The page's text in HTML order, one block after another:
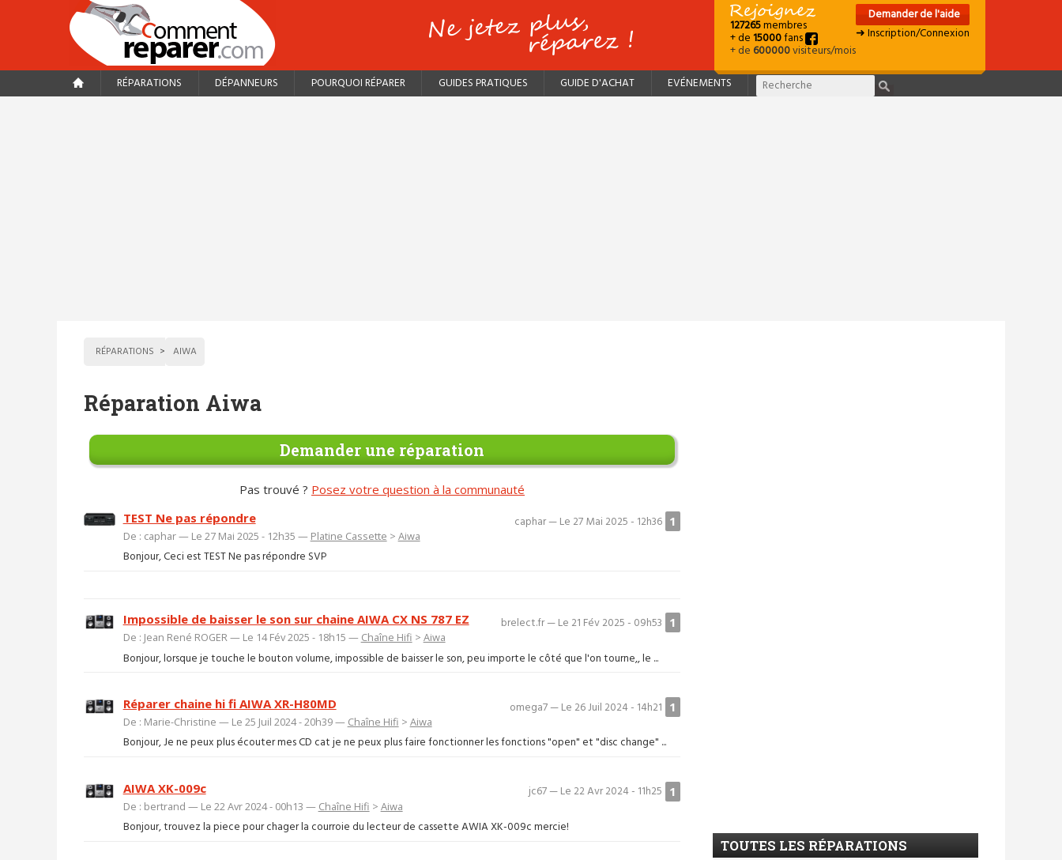
127265membres
+ de15000fans
+ de600000visiteurs/mois
Demander de l'aide
➜ Inscription/Connexion
RÉPARATIONS DÉPANNEURS POURQUOI RÉPARER GUIDES PRATIQUES GUIDE D'ACHAT EVÉNEMENTS
RÉPARATIONS AIWA
Réparation Aiwa
Demander une réparation
Pas trouvé ? Posez votre question à la communauté
1
caphar — Le 27 Mai 2025 - 12h36
TEST Ne pas répondre
De : caphar — Le 27 Mai 2025 - 12h35 — Platine Cassette > Aiwa
Bonjour, Ceci est TEST Ne pas répondre SVP
1
brelect.fr — Le 21 Fév 2025 - 09h53
Impossible de baisser le son sur chaine AIWA CX NS 787 EZ
De : Jean René ROGER — Le 14 Fév 2025 - 18h15 — Chaîne Hifi > Aiwa
Bonjour, lorsque je touche le bouton volume, impossible de baisser le son, peu importe le côté que l'on tourne,, le ...
1
omega7 — Le 26 Juil 2024 - 14h21
Réparer chaine hi fi AIWA XR-H80MD
De : Marie-Christine — Le 25 Juil 2024 - 20h39 — Chaîne Hifi > Aiwa
Bonjour, Je ne peux plus écouter mes CD cat je ne peux plus faire fonctionner les fonctions "open" et "disc change" ...
1
jc67 — Le 22 Avr 2024 - 11h25
AIWA XK-009c
De : bertrand — Le 22 Avr 2024 - 00h13 — Chaîne Hifi > Aiwa
Bonjour, trouvez la piece pour chager la courroie du lecteur de cassette AWIA XK-009c mercie!
TOUTES LES RÉPARATIONS